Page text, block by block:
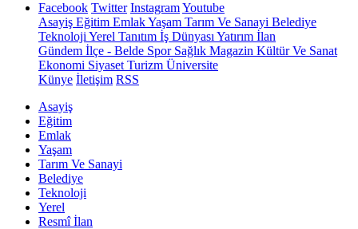
Facebook Twitter InstagramYoutube
Asayiş Eğitim EmlakYaşam Tarım Ve Sanayi Belediye
Teknoloji Yerel Tanıtım İş Dünyası Yatırım İlan
Gündem İlçe - Belde SporSağlık Magazin Kültür Ve Sanat
Ekonomi Siyaset Turizm Üniversite
Künye İletişim RSS
Asayiş
Eğitim
Emlak
Yaşam
Tarım Ve Sanayi
Belediye
Teknoloji
Yerel
Resmî İlan